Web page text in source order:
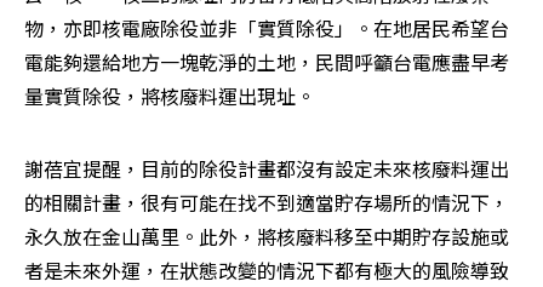
物，亦即核電廠除役並非「實質除役」。在地居民希望台
電能夠還給地方一塊乾淨的土地，民間呼籲台電應盡早考
量實質除役，將核廢料運出現址。
謝蓓宜提醒，目前的除役計畫都沒有設定未來核廢料運出
的相關計畫，很有可能在找不到適當貯存場所的情況下，
永久放在金山萬里。此外，將核廢料移至中期貯存設施或
者是未來外運，在狀態改變的情況下都有極大的風險導致